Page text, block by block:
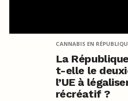
CANNABIS EN
La
t-elle le
l’UE à
récréatif ?